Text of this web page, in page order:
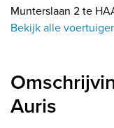
Munterslaan 2 te
Bekijk alle
Auris